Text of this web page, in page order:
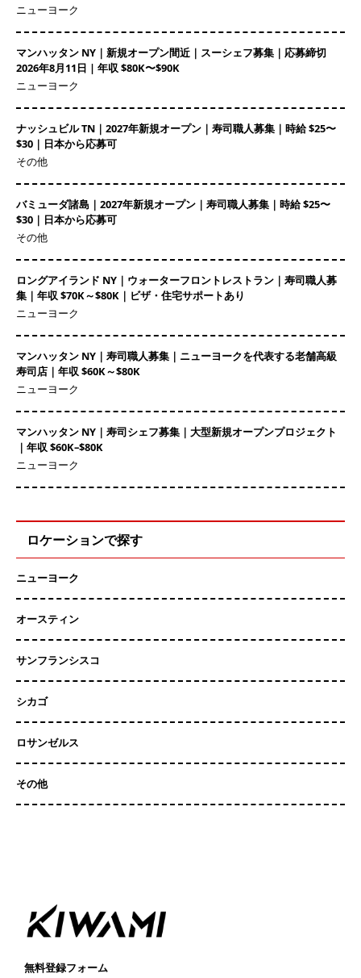
ニューヨーク
マンハッタン NY｜新規オープン間近｜スーシェフ募集｜応募締切
2026年8月11日 | 年収 $80K〜$90K
ニューヨーク
ナッシュビル TN｜2027年新規オープン｜寿司職人募集｜時給 $25〜
$30｜日本から応募可
その他
バミューダ諸島｜2027年新規オープン｜寿司職人募集｜時給 $25〜
$30｜日本から応募可
その他
ロングアイランド NY｜ウォーターフロントレストラン｜寿司職人募
集｜年収 $70K～$80K｜ビザ・住宅サポートあり
ニューヨーク
マンハッタン NY｜寿司職人募集｜ニューヨークを代表する老舗高級
寿司店｜年収 $60K～$80K
ニューヨーク
マンハッタン NY｜寿司シェフ募集｜大型新規オープンプロジェクト
｜年収 $60K–$80K
ニューヨーク
ロケーションで探す
ニューヨーク
オースティン
サンフランシスコ
シカゴ
ロサンゼルス
その他
無料登録フォーム